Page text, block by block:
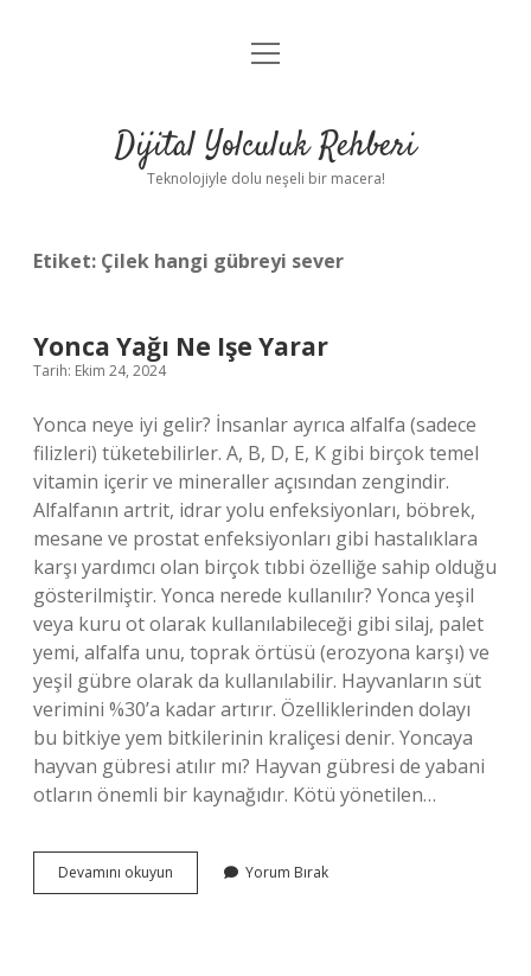
Anasayfa
Yasal Uyarı
menüyü
Dijital Yolculuk Rehberi
Teknolojiyle dolu neşeli bir macera!
Etiket: Çilek hangi gübreyi sever
Yonca Yağı Ne Işe Yarar
Tarih: Ekim 24, 2024
Yonca neye iyi gelir? İnsanlar ayrıca alfalfa (sadece
filizleri) tüketebilirler. A, B, D, E, K gibi birçok temel
vitamin içerir ve mineraller açısından zengindir.
Alfalfanın artrit, idrar yolu enfeksiyonları, böbrek,
mesane ve prostat enfeksiyonları gibi hastalıklara
karşı yardımcı olan birçok tıbbi özelliğe sahip olduğu
gösterilmiştir. Yonca nerede kullanılır? Yonca yeşil
veya kuru ot olarak kullanılabileceği gibi silaj, palet
yemi, alfalfa unu, toprak örtüsü (erozyona karşı) ve
yeşil gübre olarak da kullanılabilir. Hayvanların süt
verimini %30’a kadar artırır. Özelliklerinden dolayı
bu bitkiye yem bitkilerinin kraliçesi denir. Yoncaya
hayvan gübresi atılır mı? Hayvan gübresi de yabani
otların önemli bir kaynağıdır. Kötü yönetilen…
Devamını okuyun
Yağı
Yorum Bırak